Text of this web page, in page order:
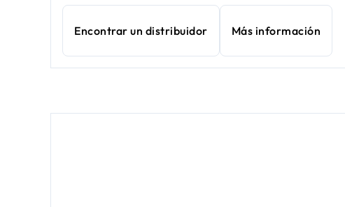
Encontrar un distribuidor Más información